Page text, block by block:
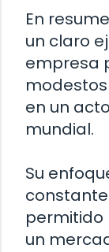
En
un claro
empresa
en un
mundial.
Su
permitido
un